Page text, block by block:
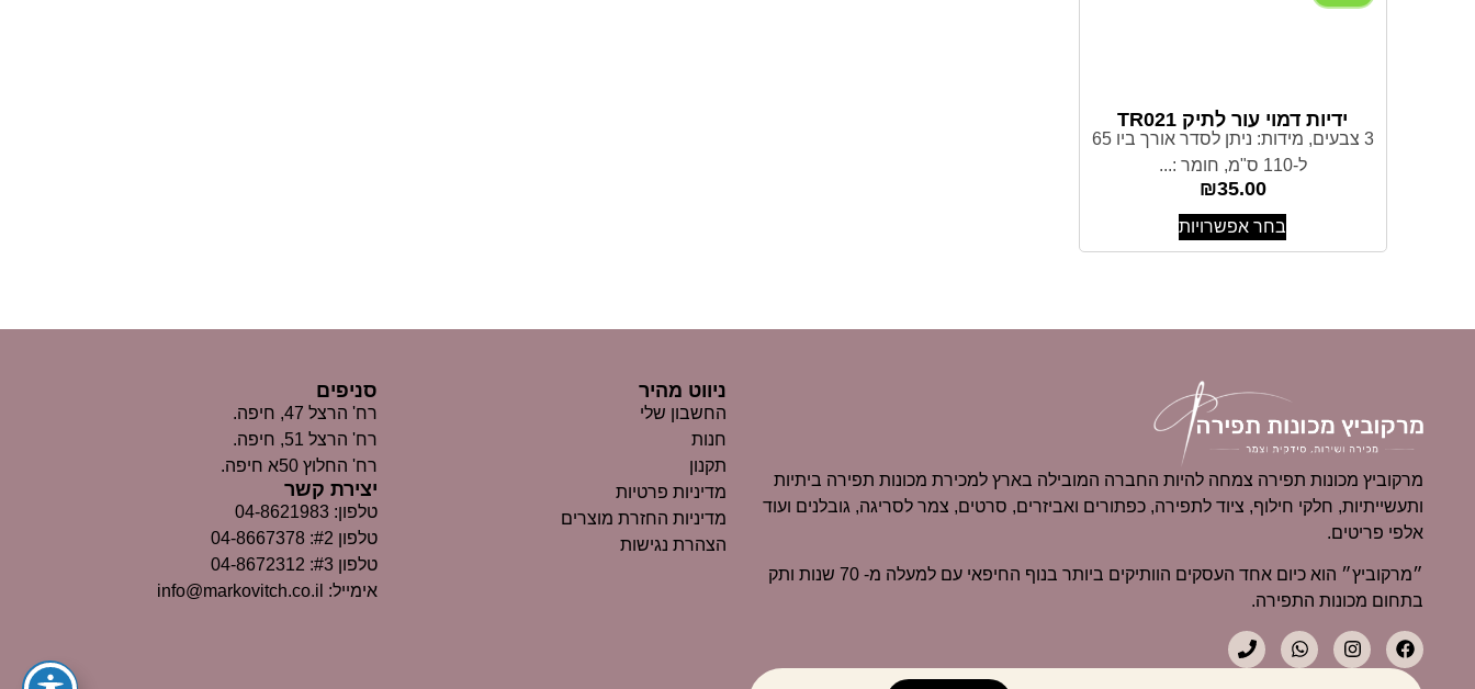
ידיות דמוי עור לתיק TR021
3 צבעים, מידות: ניתן לסדר אורך ביו 65
ל-110 ס"מ, חומר :...
₪35.00
בחר אפשרויות
מרקוביץ מכונות תפירה צמחה להיות החברה המובילה בארץ למכירת מכונות תפירה ביתיות
ותעשייתיות, חלקי חילוף, ציוד לתפירה, כפתורים ואביזרים, סרטים, צמר לסריגה, גובלנים ועוד
אלפי פריטים.
״מרקוביץ״ הוא כיום אחד העסקים הוותיקים ביותר בנוף החיפאי עם למעלה מ- 70 שנות ותק
בתחום מכונות התפירה.
ניווט מהיר
החשבון שלי
חנות
תקנון
מדיניות פרטיות
מדיניות החזרת מוצרים
הצהרת נגישות
סניפים
רח' הרצל 47, חיפה.
רח' הרצל 51, חיפה.
רח' החלוץ 50א חיפה.
יצירת קשר
טלפון: 04-8621983
טלפון #2: 04-8667378
טלפון #3: 04-8672312
אימייל: info@markovitch.co.il